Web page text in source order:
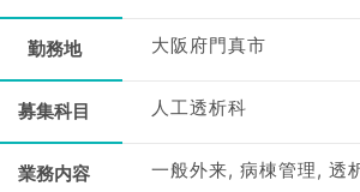
勤務地 大阪府門真市
募集科目 人工透析科
業務内容 一般外来, 病棟管理, 透